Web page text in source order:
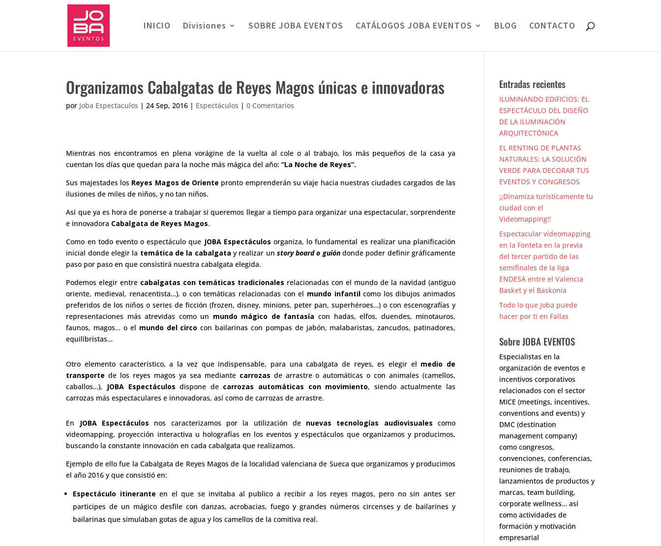
INICIO Divisiones SOBRE JOBA EVENTOS CATÁLOGOS JOBA EVENTOS BLOG CONTACTO
Organizamos Cabalgatas de Reyes Magos únicas e innovadoras
por Joba Espectaculos |24 Sep, 2016 | Espectáculos |0 Comentarios
Mientras nos encontramos en plena vorágine de la vuelta al cole o al trabajo, los más pequeños de la casa ya
cuentan los días que quedan para la noche más mágica del año:“La Noche de Reyes”.
Sus majestades los Reyes Magos de Oriente pronto emprenderán su viaje hacia nuestras ciudades cargados de las
ilusiones de miles de niños, y no tan niños.
Así que ya es hora de ponerse a trabajar si queremos llegar a tiempo para organizar una espectacular, sorprendente
e innovadora Cabalgata de Reyes Magos.
Como en todo evento o espectáculo que JOBA Espectáculos organiza, lo fundamental es realizar una planificación
inicial donde elegir la temática de la cabalgata y realizar un story board o guióndonde poder definir gráficamente
paso por paso en que consistirá nuestra cabalgata elegida.
Podemos elegir entre cabalgatas con temáticas tradicionales relacionadas con el mundo de la navidad (antiguo
oriente, medieval, renacentista…), o con temáticas relacionadas con el mundo infantilcomo los dibujos animados
preferidos de los niños o series de ficción (frozen, disney, minions, peter pan, superhéroes…) o con escenografías y
representaciones más atrevidas como un mundo mágico de fantasía con hadas, elfos, duendes, minotauros,
faunos, magos… o el mundo del circo con bailarinas con pompas de jabón, malabaristas, zancudos, patinadores,
equilibristas…
Otro elemento característico, a la vez que indispensable, para una cabalgata de reyes, es elegir el medio de
transporte de los reyes magos ya sea mediante carrozas de arrastre o automáticas o con animales (camellos,
caballos…),
JOBA Espectáculos dispone de carrozas automáticas con movimiento, siendo actualmente las
carrozas más espectaculares e innovadoras, así como de carrozas de arrastre.
En JOBA Espectáculos nos caracterizamos por la utilización de nuevas tecnologías audiovisuales como
videomapping, proyección interactiva u holografías en los eventos y espectáculos que organizamos y producimos,
buscando la constante innovación en cada cabalgata que realizamos.
Ejemplo de ello fue la Cabalgata de Reyes Magos de la localidad valenciana de Sueca que organizamos y producimos
el año 2016 y que consistió en:
Espectáculo itinerante en el que se invitaba al publico a recibir a los reyes magos, pero no sin antes ser
participes de un mágico desfile con danzas, acrobacias, fuego y grandes números circenses y de bailarines y
bailarinas que simulaban gotas de agua y los camellos de la comitiva real.
Entradas recientes
ILUMINANDO EDIFICIOS: EL
ESPECTÁCULO DEL DISEÑO
DE LA ILUMINACIÓN
ARQUITECTÓNICA
EL RENTING DE PLANTAS
NATURALES: LA SOLUCIÓN
VERDE PARA DECORAR TUS
EVENTOS Y CONGRESOS
¡¡Dinamiza turísticamente tu
ciudad con el
Videomapping!!
Espectacular videomapping
en la Fonteta en la previa
del tercer partido de las
semifinales de la liga
ENDESA entre el Valencia
Basket y el Baskonia
Todo lo que Joba puede
hacer por ti en Fallas
Sobre JOBA EVENTOS
Especialistas en la
organización de eventos e
incentivos corporativos
relacionados con el sector
MICE (meetings, incentives,
conventions and events) y
DMC (destination
management company)
como congresos,
convenciones, conferencias,
reuniones de trabajo,
lanzamientos de productos y
marcas, team building,
corporate wellness… así
como actividades de
formación y motivación
empresarial